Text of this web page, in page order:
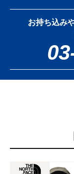
お持ち込み